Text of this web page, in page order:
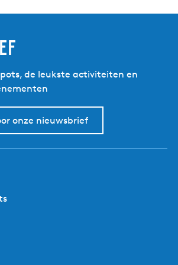
de leukste activiteiten en
onze nieuwsbrief